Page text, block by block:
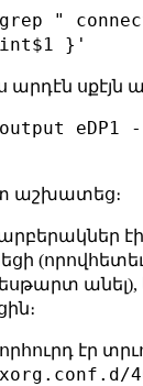
"
}'
արդէն սքէյն
eDP1
աշխատեց։
էի
(որովհետեւ
էր